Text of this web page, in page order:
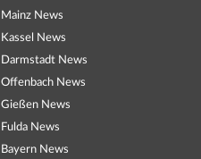
Mainz News
Kassel News
Darmstadt News
Offenbach News
Gießen News
Fulda News
Bayern News